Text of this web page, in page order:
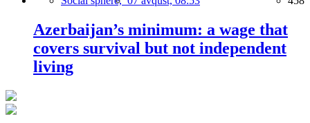
Azerbaijan’s minimum: a wage that
covers survival but not independent
living